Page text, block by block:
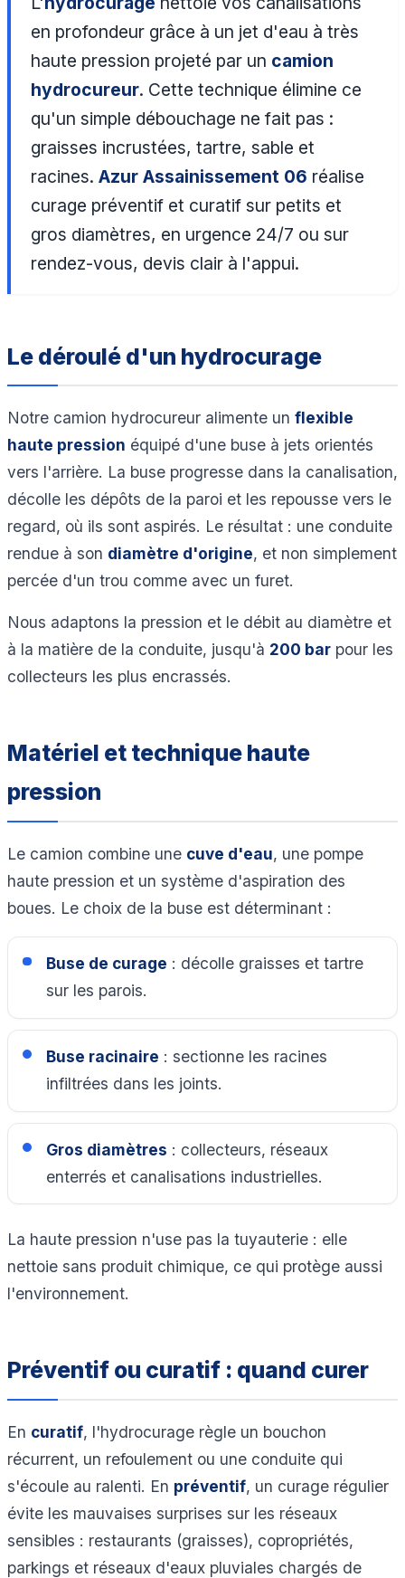
en profondeur grâce à un jet d'eau à très
haute pression projeté par un camion
hydrocureur. Cette technique élimine ce
qu'un simple débouchage ne fait pas :
graisses incrustées, tartre, sable et
racines.Azur Assainissement 06 réalise
curage préventif et curatif sur petits et
gros diamètres, en urgence 24/7 ou sur
rendez-vous, devis clair à l'appui.
Le déroulé d'un hydrocurage
Notre camion hydrocureur alimente un flexible
haute pression équipé d'une buse à jets orientés
vers l'arrière. La buse progresse dans la canalisation,
décolle les dépôts de la paroi et les repousse vers le
regard, où ils sont aspirés. Le résultat : une conduite
rendue à son diamètre d'origine, et non simplement
percée d'un trou comme avec un furet.
Nous adaptons la pression et le débit au diamètre et
à la matière de la conduite, jusqu'à 200 bar pour les
collecteurs les plus encrassés.
Matériel et technique haute
pression
Le camion combine une cuve d'eau, une pompe
haute pression et un système d'aspiration des
boues. Le choix de la buse est déterminant :
Buse de curage : décolle graisses et tartre
sur les parois.
Buse racinaire : sectionne les racines
infiltrées dans les joints.
Gros diamètres : collecteurs, réseaux
enterrés et canalisations industrielles.
La haute pression n'use pas la tuyauterie : elle
nettoie sans produit chimique, ce qui protège aussi
l'environnement.
Préventif ou curatif : quand curer
En curatif, l'hydrocurage règle un bouchon
récurrent, un refoulement ou une conduite qui
s'écoule au ralenti. En préventif, un curage régulier
évite les mauvaises surprises sur les réseaux
sensibles : restaurants (graisses), copropriétés,
parkings et réseaux d'eaux pluviales chargés de